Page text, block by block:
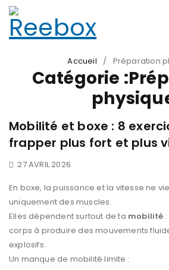
Accueil / Préparation
Catégorie
Mobilité et boxe : 8
frapper plus fort et plus
27 AVRIL 2026
En boxe, la puissance et la vitesse ne
uniquement des muscles.
Elles dépendent surtout de ta mobilité
corps à produire des mouvements
explosifs.
Un manque de mobilité limite :